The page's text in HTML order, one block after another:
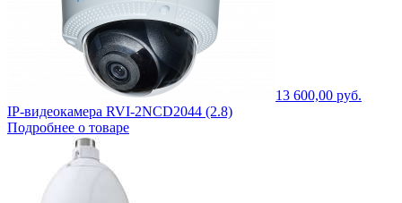
13 600,00 руб.
IP-видеокамера RVI-2NCD2044 (2.8)
Подробнее о товаре